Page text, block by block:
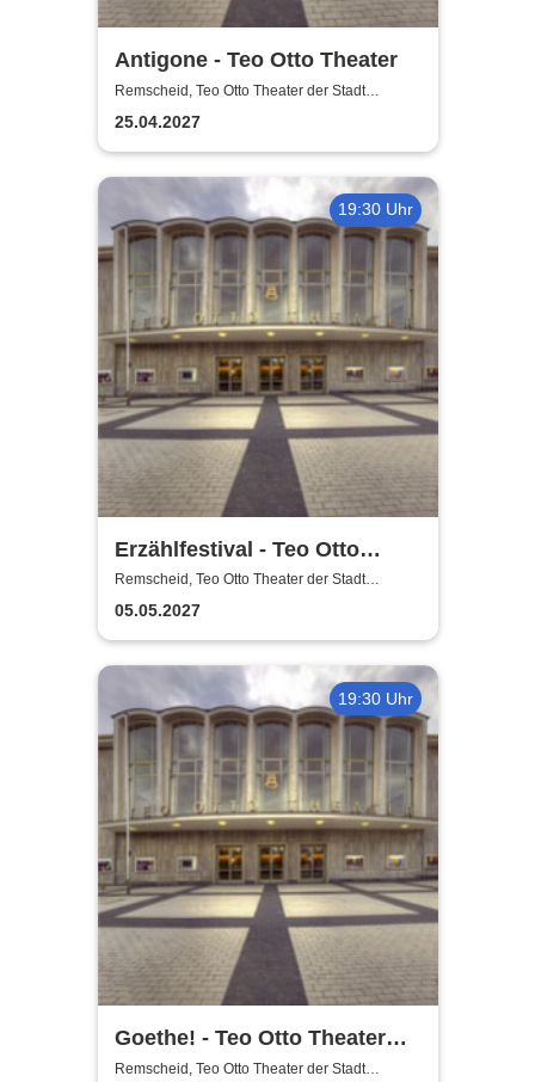
Antigone - Teo Otto Theater
Remscheid, Teo Otto Theater der Stadt
Remscheid
25.04.2027
19:30 Uhr
Erzählfestival - Teo Otto
Theater
Remscheid, Teo Otto Theater der Stadt
Remscheid
05.05.2027
19:30 Uhr
Goethe! - Teo Otto Theater
der Stadt Remscheid
Remscheid, Teo Otto Theater der Stadt